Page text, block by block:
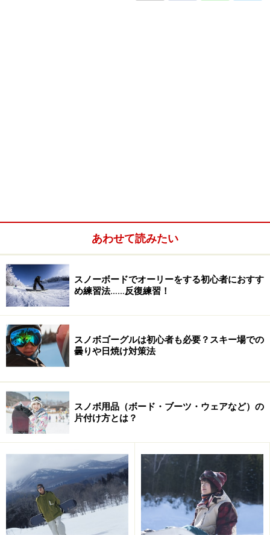
あわせて読みたい
スノーボードでオーリーをする初心者におすす
め練習法……反復練習！
スノボゴーグルは初心者も必要？スキー場での
曇りや日焼け対策法
スノボ用品（ボード・ブーツ・ウェアなど）の
片付け方とは？